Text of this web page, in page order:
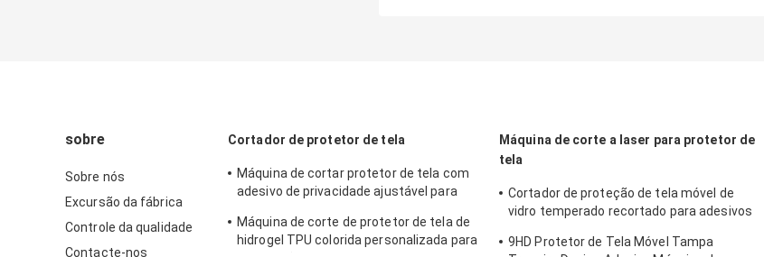
sobre
Sobre nós
Excursão da fábrica
Controle da qualidade
Contacte-nos
Cortador de protetor de tela
Máquina de cortar protetor de tela com
adesivo de privacidade ajustável para
Máquina de corte de protetor de tela de
hidrogel TPU colorida personalizada para
Máquina de corte a laser para protetor de
tela
Cortador de proteção de tela móvel de
vidro temperado recortado para adesivos
9HD Protetor de Tela Móvel Tampa